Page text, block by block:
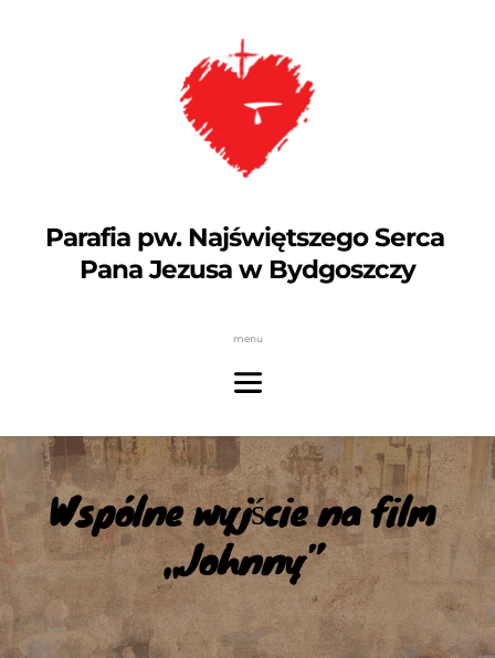
Parafia pw. Najświętszego Serca
Pana Jezusa w Bydgoszczy
menu
Wspólne wyjście na film
„Johnny”